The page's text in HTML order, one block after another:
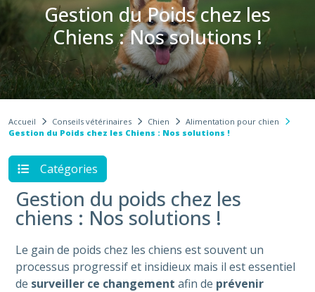
Gestion du Poids chez les
Chiens : Nos solutions !
Accueil Conseils vétérinaires Chien
Alimentation pour chien
Gestion du Poids chez les Chiens : Nos solutions !
Catégories
Gestion du poids chez les
chiens : Nos solutions !
Le gain de poids chez les chiens est souvent un
processus progressif et insidieux mais il est essentiel
de surveiller ce changement afin de prévenir